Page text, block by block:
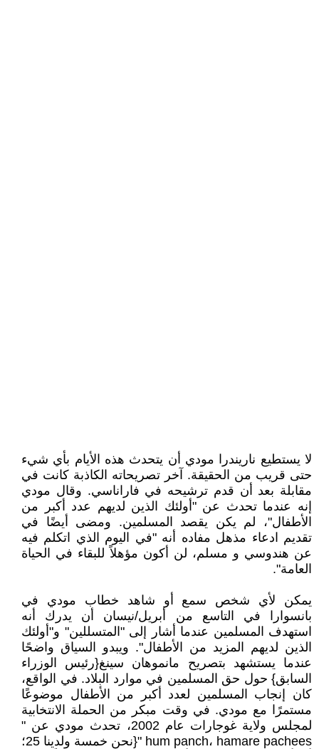
لا يستطيع ناريندرا مودي أن يتحدث هذه الأيام بأي شيء
حتى قريب من الحقيقة. آخر تصريحاته الكاذبة كانت في
مقابلة بعد أن قدم ترشيحه في فاراناسي. وقال مودي
إنه عندما تحدث عن "أولئك الذين لديهم عدد أكبر من
الأطفال"، لم يكن يقصد المسلمين. ومضى أيضًا في
تقديم ادعاء مذهل مفاده أنه "في اليوم الذي اتكلم فيه
عن هندوسي و مسلم، لن أكون مؤهلاً للبقاء في الحياة
العامة".
يمكن لأي شخص سمع أو شاهد خطاب مودي في
بانسوارا في التاسع من أبريل/نيسان أن يدرك أنه
استهدف المسلمين عندما أشار إلى "المتسللين" و"أولئك
الذين لديهم المزيد من الأطفال". ويبدو السياق واضحًا
عندما يستشهد بتصريح مانموهان سينغ{رئيس الوزراء
السابق} حول حق المسلمين في موارد البلاد. في الواقع،
كان إنجاب المسلمين لعدد أكبر من الأطفال موضوعًا
مستمرًا مع مودي. في وقت مبكر من الحملة الانتخابية
لمجلس ولاية غوجارات عام 2002، تحدث مودي عن "
hum panch، hamare pachees "{نحن خمسة ولدينا 25؛